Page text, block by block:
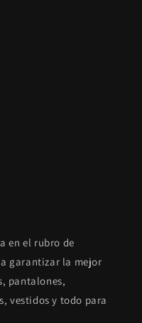
en el rubro de
garantizar la mejor
pantalones,
vestidos y todo para